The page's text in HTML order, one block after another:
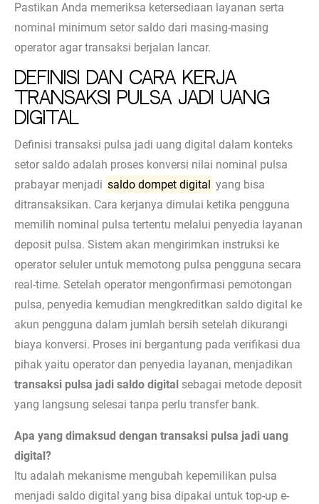
Pastikan Anda memeriksa ketersediaan layanan serta
nominal minimum setor saldo dari masing-masing
operator agar transaksi berjalan lancar.
Definisi dan Cara Kerja
Transaksi Pulsa Jadi Uang
Digital
Definisi transaksi pulsa jadi uang digital dalam konteks
setor saldo adalah proses konversi nilai nominal pulsa
prabayar menjadi saldo dompet digital yang bisa
ditransaksikan. Cara kerjanya dimulai ketika pengguna
memilih nominal pulsa tertentu melalui penyedia layanan
deposit pulsa. Sistem akan mengirimkan instruksi ke
operator seluler untuk memotong pulsa pengguna secara
real-time. Setelah operator mengonfirmasi pemotongan
pulsa, penyedia kemudian mengkreditkan saldo digital ke
akun pengguna dalam jumlah bersih setelah dikurangi
biaya konversi. Proses ini bergantung pada verifikasi dua
pihak yaitu operator dan penyedia layanan, menjadikan
transaksi pulsa jadi saldo digital sebagai metode deposit
yang langsung selesai tanpa perlu transfer bank.
Apa yang dimaksud dengan transaksi pulsa jadi uang
digital?
Itu adalah mekanisme mengubah kepemilikan pulsa
menjadi saldo digital yang bisa dipakai untuk top-up e-